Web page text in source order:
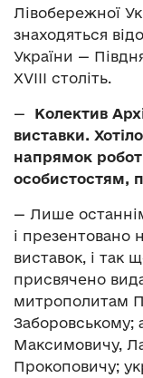
Лівобережної
знаходяться
України —
ХVІІІ століть.
—
Колектив
виставки.
напрямок
особистостям,
— Лише
і презентовано
виставок, і так
присвячено
митрополитам
Заборовському;
Максимовичу,
Прокоповичу;